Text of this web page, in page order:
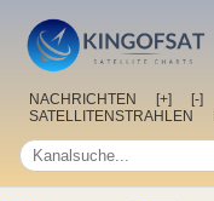
NACHRICHTEN [+] [-]
SATELLITENSTRAHLEN